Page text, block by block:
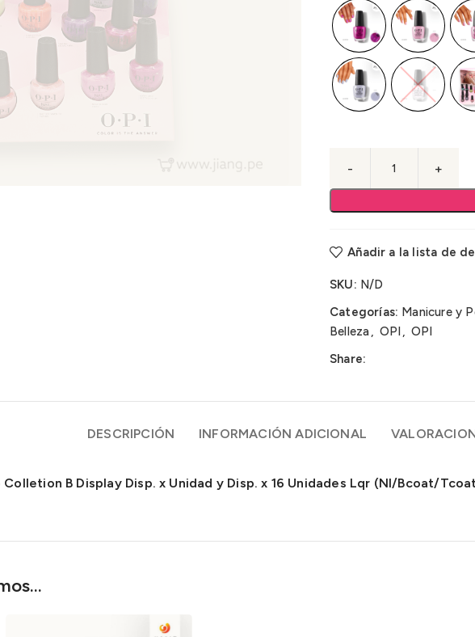
Añadir a la lista de
SKU: N/D
Categorías: Manicure y
Belleza, OPI, OPI
Share:
DESCRIPCIÓN INFORMACIÓN ADICIONAL
Colletion B Display Disp. x Unidad y Disp. x 16 Unidades Lqr (Nl/Bcoat/